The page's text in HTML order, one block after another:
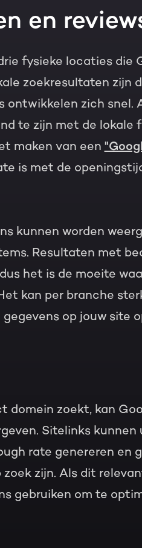
en
fysieke locaties die
zoekresultaten zijn
ontwikkelen zich snel.
te zijn met de lokale
maken van een
is met de
kunnen worden
Resultaten met
het is de moeite
kan per branche
op jouw site
domein zoekt, kan
Sitelinks
rate genereren en
zijn. Als dit
gebruiken om te